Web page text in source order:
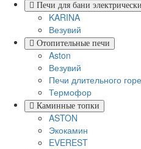
Печи для бани
KARINA
Везувий
Отопительные печи
Aston
Везувий
Печи длительного
Термофор
Каминные топки
ASTON
Экокамин
EVEREST